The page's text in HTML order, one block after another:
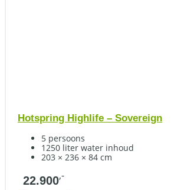
Hotspring Highlife – Sovereign
5 persoons
1250 liter water inhoud
203 × 236 × 84 cm
22.900,-